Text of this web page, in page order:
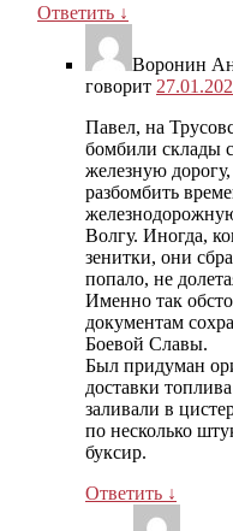
Ответить ↓
Воронин
говорит
Павел, на
бомбили склады
железную
разбомбить
Волгу. Иногда,
зенитки, они
попало, не
Именно так
документам
Боевой Славы.
Был придуман
доставки
заливали в
по несколько
буксир.
Ответить ↓